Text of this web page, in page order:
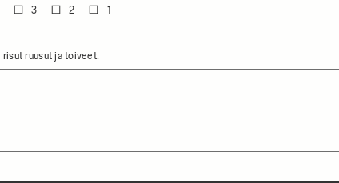
3 2 1
risut ruusut ja toiveet.